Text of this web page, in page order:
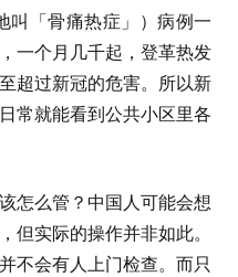
叫「骨痛热症」）病例一
一个月几千起，登革热发
超过新冠的危害。所以新
常就能看到公共小区里各
怎么管？中国人可能会想
但实际的操作并非如此。
不会有人上门检查。而只